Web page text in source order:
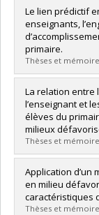
Graduate :
Cycle :Master's
Grade :M. Sc.
Lien vers le
Le lien prédictif
enseignants,
primaire.
Thèses et
Graduate :St-
Cycle :Master's
Grade :M. Sc.
Lien vers le
La relation entre
l’enseignant et
élèves du
milieux
Thèses et
Graduate :
Cycle :Master's
Grade :M. Sc.
Lien vers le
Application d’un
en milieu
caractéristiques
Thèses et